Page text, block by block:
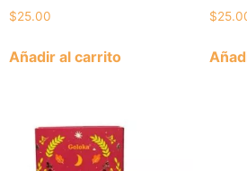
$25.00
Añadir al carrito
$